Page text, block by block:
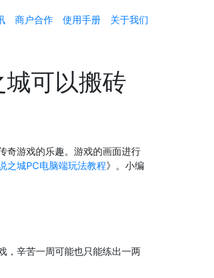
商户合作 使用手册 关于我们
可以搬砖
游戏的乐趣。游戏的画面进行
之城PC电脑端玩法教程》。小编
辛苦一周可能也只能练出一两